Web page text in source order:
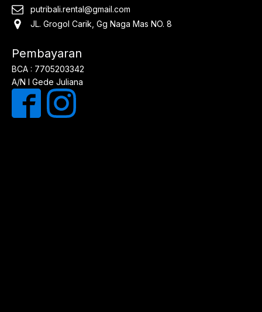
putribali.rental@gmail.com
JL. Grogol Carik, Gg Naga Mas NO. 8
Pembayaran
BCA : 7705203342
A/N I Gede Juliana